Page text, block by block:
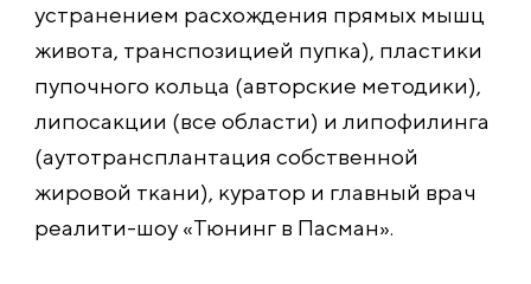
устранением расхождения прямых мышц
живота, транспозицией пупка), пластики
пупочного кольца (авторские методики),
липосакции (все области) и липофилинга
(аутотрансплантация собственной
жировой ткани), куратор и главный врач
реалити-шоу «Тюнинг в Пасман».